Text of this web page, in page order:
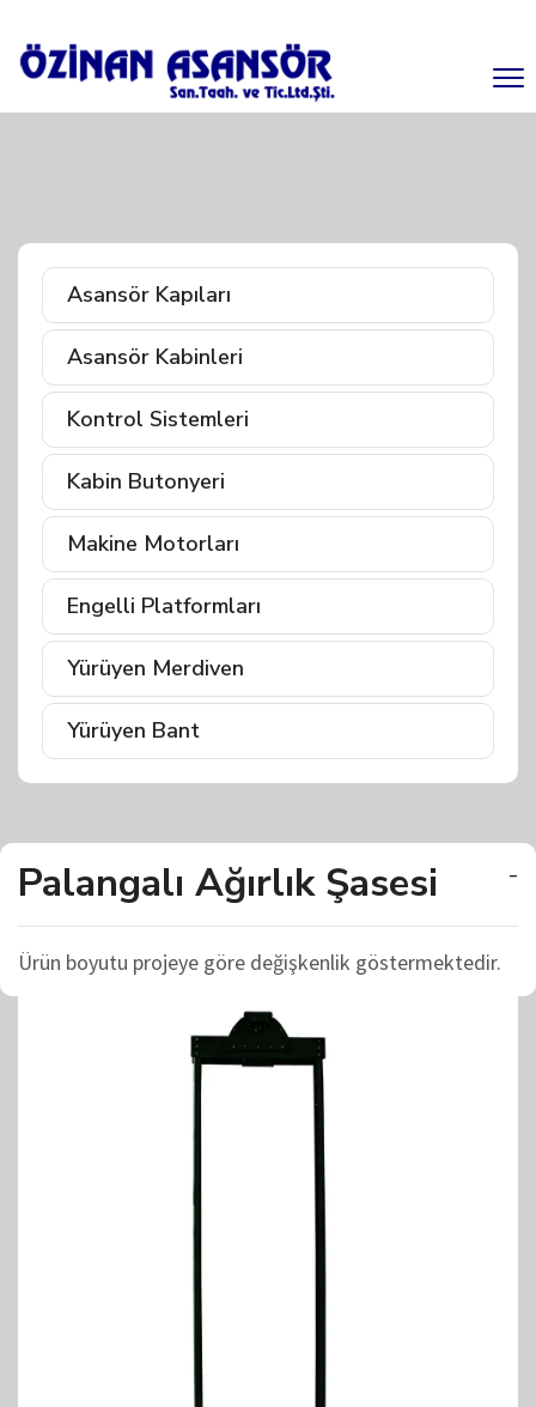
Asansör Kapıları
Asansör Kabinleri
Kontrol Sistemleri
Kabin Butonyeri
Makine Motorları
Engelli Platformları
Yürüyen Merdiven
Yürüyen Bant
Palangalı Ağırlık Şasesi -
Ürün boyutu projeye göre değişkenlik göstermektedir.